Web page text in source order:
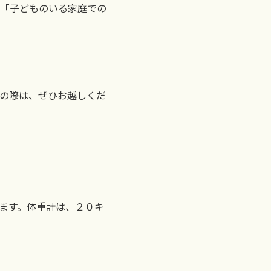
子どものいる家庭での
際は、ぜひお越しくだ
す。体重計は、２０キ